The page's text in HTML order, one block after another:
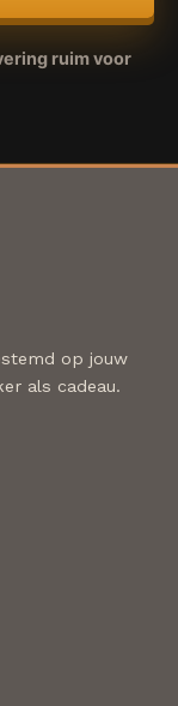
ruim voor
op jouw
als cadeau.